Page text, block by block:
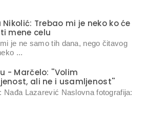
Nikolić: Trebao mi je neko ko će
mene celu
je ne samo tih dana, nego čitavog
...
- Marčelo: ''Volim
ali ne i usamljenost''
Nađa Lazarević Naslovna fotografija: